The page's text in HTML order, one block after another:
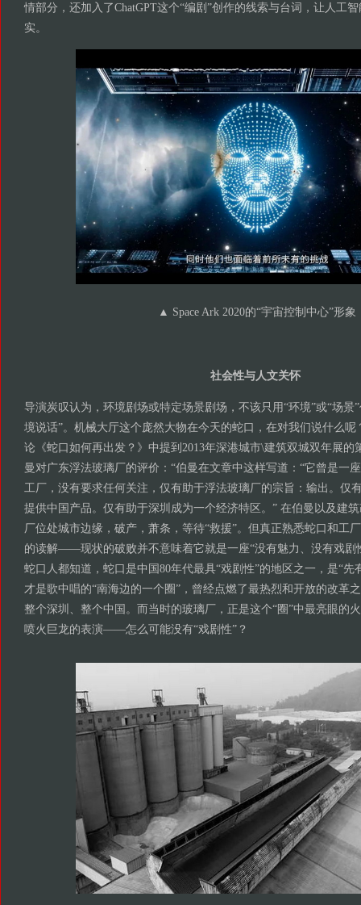
情部分，还加入了ChatGPT这个“编剧”创作的线索与台词，让人工
实。
▲ Space Ark 2020的“宇宙控制中心”形象
社会性与人文关怀
导演炭叹认为，环境剧场或特定场景剧场，不该只用“环境”或“场景
境说话”。机械大厅这个庞然大物在今天的蛇口，在对我们说什么呢
论《蛇口如何再出发？》中提到2013年深港城市\建筑双城双年展的
曼对广东浮法玻璃厂的评价：“伯曼在文章中这样写道：“它曾是一
工厂，没有要求任何关注，仅有助于浮法玻璃厂的宗旨：输出。仅
提供中国产品。仅有助于深圳成为一个经济特区。” 在伯曼以及建
厂位处城市边缘，破产，萧条，等待“救援”。但真正熟悉蛇口和工
的读解——现状的破败并不意味着它就是一座“没有魅力、没有戏
蛇口人都知道，蛇口是中国80年代最具“戏剧性”的地区之一，是“先
才是歌中唱的“南海边的一个圈”，曾经点燃了最热烈和开放的改革
整个深圳、整个中国。而当时的玻璃厂，正是这个“圈”中最亮眼的
喷火巨龙的表演——怎么可能没有“戏剧性”？